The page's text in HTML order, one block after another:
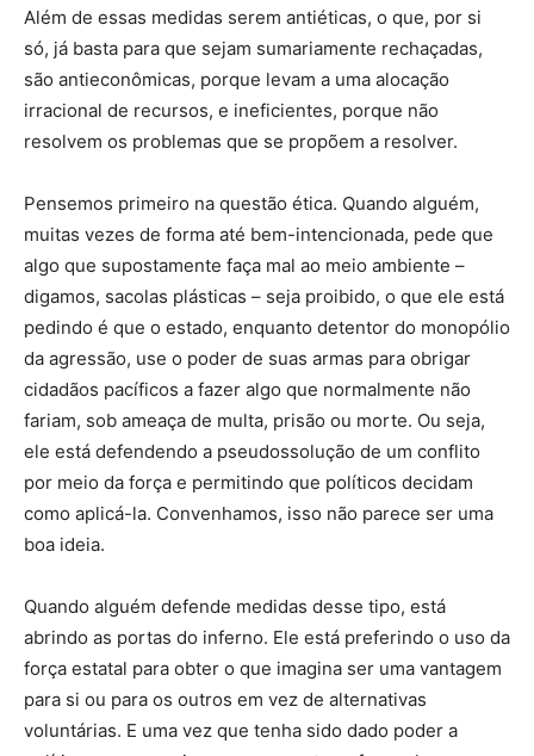
Além de essas medidas serem antiéticas, o que, por si
só, já basta para que sejam sumariamente rechaçadas,
são antieconômicas, porque levam a uma alocação
irracional de recursos, e ineficientes, porque não
resolvem os problemas que se propõem a resolver.
Pensemos primeiro na questão ética. Quando alguém,
muitas vezes de forma até bem-intencionada, pede que
algo que supostamente faça mal ao meio ambiente –
digamos, sacolas plásticas – seja proibido, o que ele está
pedindo é que o estado, enquanto detentor do monopólio
da agressão, use o poder de suas armas para obrigar
cidadãos pacíficos a fazer algo que normalmente não
fariam, sob ameaça de multa, prisão ou morte. Ou seja,
ele está defendendo a pseudossolução de um conflito
por meio da força e permitindo que políticos decidam
como aplicá-la. Convenhamos, isso não parece ser uma
boa ideia.
Quando alguém defende medidas desse tipo, está
abrindo as portas do inferno. Ele está preferindo o uso da
força estatal para obter o que imagina ser uma vantagem
para si ou para os outros em vez de alternativas
voluntárias. E uma vez que tenha sido dado poder a